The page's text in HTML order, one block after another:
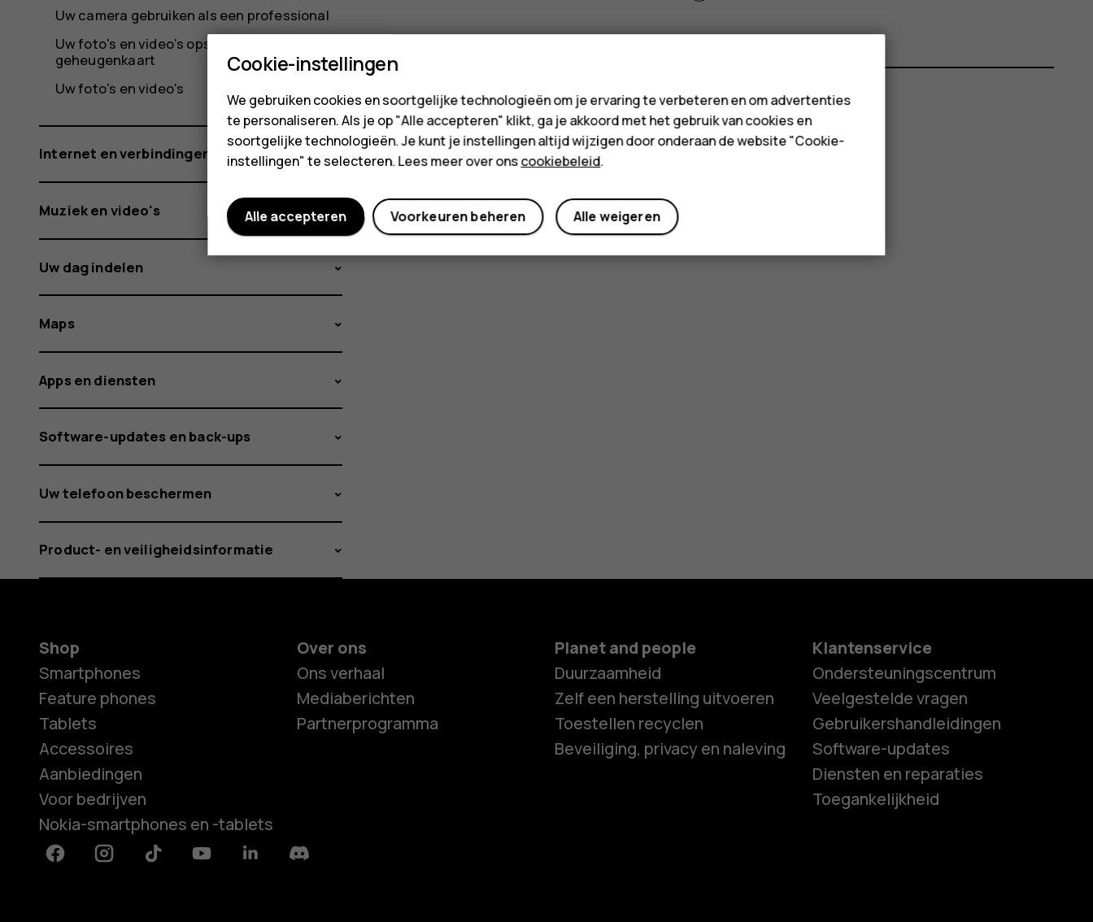
Smartphones
Was deze informatie nuttig?
Uw camera gebruiken als een professional
Uw foto's en video's opslaan op een
geheugenkaart
Uw foto's en video's
Internet en verbindingen
Muziek en video's
Uw dag indelen
Maps
Apps en diensten
Software-updates en back-ups
Uw telefoon beschermen
Product- en veiligheidsinformatie
Shop
Smartphones
Feature phones
Tablets
Accessoires
Aanbiedingen
Voor bedrijven
Nokia-smartphones en -tablets
Over ons
Ons verhaal
Mediaberichten
Partnerprogramma
Planet and people
Duurzaamheid
Zelf een herstelling uitvoeren
Toestellen recyclen
Beveiliging, privacy en naleving
Klantenservice
Ondersteuningscentrum
Veelgestelde vragen
Gebruikershandleidingen
Software-updates
Diensten en reparaties
Toegankelijkheid
FacebookInstagramTiktok YoutubeLinkedinDiscord
Cookie-instellingen
We gebruiken cookies en soortgelijke technologieën om je ervaring te verbeteren en om advertenties
te personaliseren. Als je op "Alle accepteren" klikt, ga je akkoord met het gebruik van cookies en
soortgelijke technologieën. Je kunt je instellingen altijd wijzigen door onderaan de website "Cookie-
instellingen" te selecteren. Lees meer over onscookiebeleid.
Alle weigeren
Voorkeuren beheren
Alle accepteren